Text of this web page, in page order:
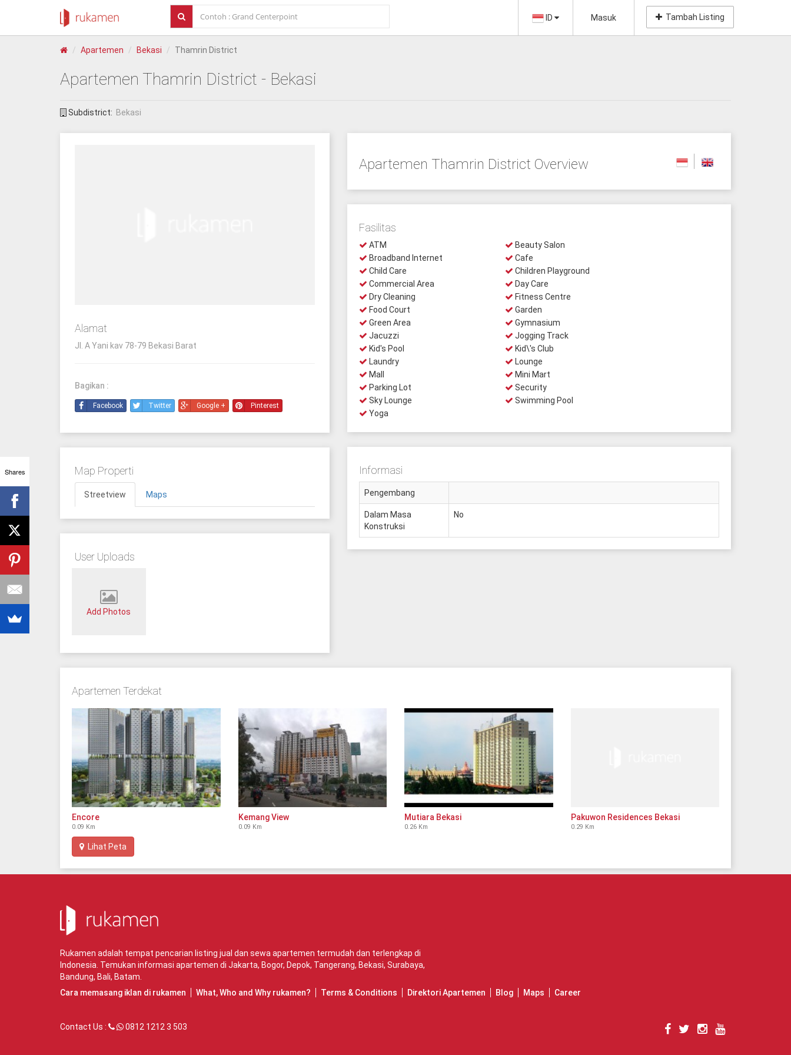
ID Masuk Tambah Listing
Apartemen Bekasi Thamrin District
Apartemen Thamrin District - Bekasi
Subdistrict: Bekasi
Apartemen Thamrin District Overview
Fasilitas
ATM
Beauty Salon
Broadband Internet
Cafe
Child Care
Children Playground
Commercial Area
Day Care
Dry Cleaning
Fitness Centre
Food Court
Garden
Green Area
Gymnasium
Jacuzzi
Jogging Track
Kid's Pool
Kid\'s Club
Laundry
Lounge
Mall
Mini Mart
Parking Lot
Security
Sky Lounge
Swimming Pool
Yoga
Informasi
Pengembang
Dalam Masa
Konstruksi
No
Alamat
Jl. A Yani kav 78-79 Bekasi Barat
Bagikan :
Facebook Twitter Google + Pinterest
Map Properti
Streetview Maps
User Uploads
Add Photos
Apartemen Terdekat
Encore
0.09 Km
Kemang View
0.09 Km
Mutiara Bekasi
0.26 Km
Pakuwon Residences Bekasi
0.29 Km
Lihat Peta
Rukamen adalah tempat pencarian listing jual dan sewa apartemen termudah dan terlengkap di
Indonesia. Temukan informasi apartemen di Jakarta, Bogor, Depok, Tangerang, Bekasi, Surabaya,
Bandung, Bali, Batam
Cara memasang iklan di rukamen
What, Who and Why rukamen? Terms & Conditions Direktori Apartemen Blog Maps Career
Contact Us : 0812 1212 3 503
Shares